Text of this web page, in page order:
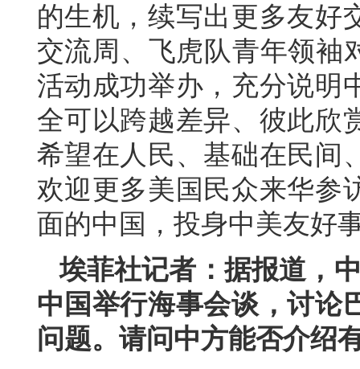
的生机，续写出更多友好
交流周、飞虎队青年领袖
活动成功举办，充分说明
全可以跨越差异、彼此欣
希望在人民、基础在民间
欢迎更多美国民众来华参
面的中国，投身中美友好
埃菲社记者：据报道，
中国举行海事会谈，讨论
问题。请问中方能否介绍